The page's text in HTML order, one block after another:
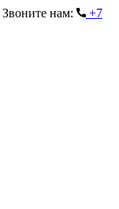
Звоните нам:
+7